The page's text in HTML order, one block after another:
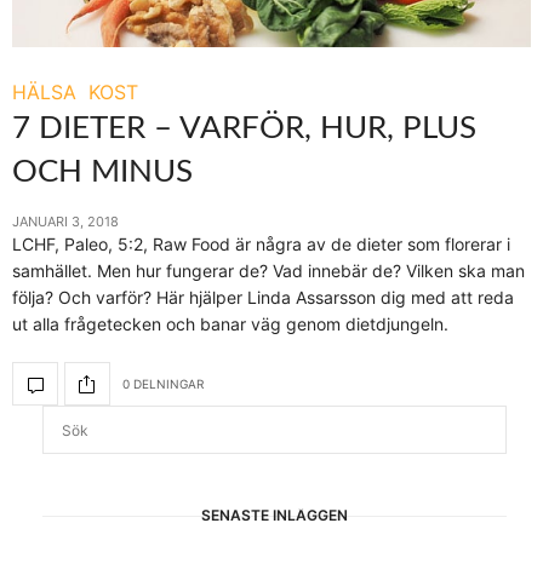
HÄLSA KOST
7 DIETER – VARFÖR, HUR, PLUS
OCH MINUS
JANUARI 3, 2018
LCHF, Paleo, 5:2, Raw Food är några av de dieter som florerar i
samhället. Men hur fungerar de? Vad innebär de? Vilken ska man
följa? Och varför? Här hjälper Linda Assarsson dig med att reda
ut alla frågetecken och banar väg genom dietdjungeln.
0 DELNINGAR
SENASTE INLÄGGEN